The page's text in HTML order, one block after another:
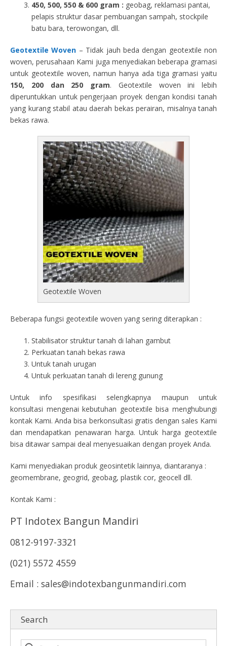
450, 500, 550 & 600 gram : geobag, reklamasi pantai,
pelapis struktur dasar pembuangan sampah, stockpile
batu bara, terowongan, dll.
Geotextile Woven – Tidak jauh beda dengan geotextile non
woven, perusahaan Kami juga menyediakan beberapa gramasi
untuk geotextile woven, namun hanya ada tiga gramasi yaitu
150, 200 dan 250 gram. Geotextile woven ini lebih
diperuntukkan untuk pengerjaan proyek dengan kondisi tanah
yang kurang stabil atau daerah bekas perairan, misalnya tanah
bekas rawa.
Geotextile Woven
Beberapa fungsi geotextile woven yang sering diterapkan :
Stabilisator struktur tanah di lahan gambut
Perkuatan tanah bekas rawa
Untuk tanah urugan
Untuk perkuatan tanah di lereng gunung
Untuk info spesifikasi selengkapnya maupun untuk
konsultasi mengenai kebutuhan geotextile bisa menghubungi
kontak Kami. Anda bisa berkonsultasi gratis dengan sales Kami
dan mendapatkan penawaran harga. Untuk harga geotextile
bisa ditawar sampai deal menyesuaikan dengan proyek Anda.
Kami menyediakan produk geosintetik lainnya, diantaranya :
geomembrane, geogrid, geobag, plastik cor, geocell dll.
Kontak Kami :
PT Indotex Bangun Mandiri
0812-9197-3321
(021) 5572 4559
Email : sales@indotexbangunmandiri.com
Search